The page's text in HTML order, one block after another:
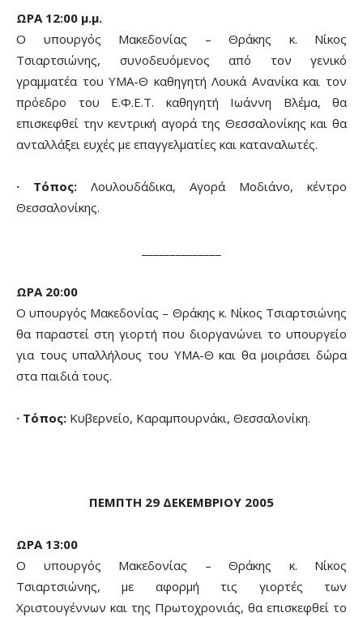
ΩΡΑ 12:00 μ.μ.
Ο υπουργός Μακεδονίας – Θράκης κ. Νίκος
Τσιαρτσιώνης, συνοδευόμενος από τον γενικό
γραμματέα του ΥΜΑ-Θ καθηγητή Λουκά Ανανίκα και τον
πρόεδρο του Ε.Φ.Ε.Τ. καθηγητή Ιωάννη Βλέμα, θα
επισκεφθεί την κεντρική αγορά της Θεσσαλονίκης και θα
ανταλλάξει ευχές με επαγγελματίες και καταναλωτές.
· Τόπος: Λουλουδάδικα, Αγορά Μοδιάνο, κέντρο
Θεσσαλονίκης.
ΩΡΑ 20:00
Ο υπουργός Μακεδονίας – Θράκης κ. Νίκος Τσιαρτσιώνης
θα παραστεί στη γιορτή που διοργανώνει το υπουργείο
για τους υπαλλήλους του ΥΜΑ-Θ και θα μοιράσει δώρα
στα παιδιά τους.
· Τόπος: Κυβερνείο, Καραμπουρνάκι, Θεσσαλονίκη.
ΠΕΜΠΤΗ 29 ΔΕΚΕΜΒΡΙΟΥ 2005
ΩΡΑ 13:00
Ο υπουργός Μακεδονίας – Θράκης κ. Νίκος
Τσιαρτσιώνης, με αφορμή τις γιορτές των
Χριστουγέννων και της Πρωτοχρονιάς, θα επισκεφθεί το